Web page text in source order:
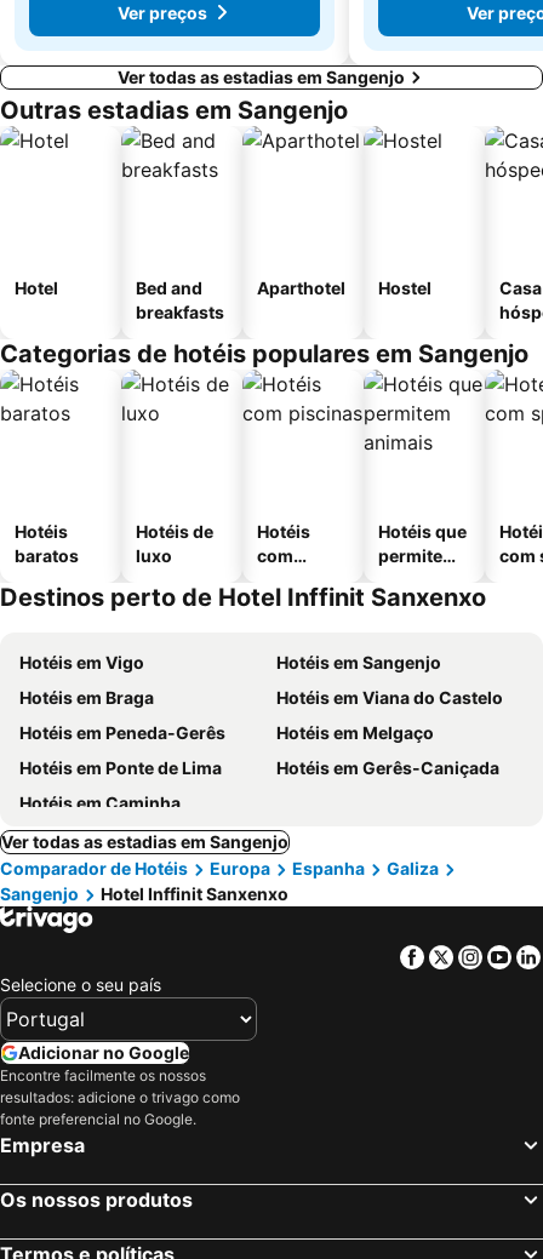
Ver preços
Ver
Ver todas as estadias em Sangenjo
Outras estadias em Sangenjo
Hotel
Bed and
breakfasts
Aparthotel Hostel
Categorias de hotéis populares em Sangenjo
Hotéis
baratos
Hotéis de
luxo
Hotéis
com
Hotéis que
permitem
com
Destinos perto de Hotel Inffinit Sanxenxo
Hotéis em Vigo
Hotéis em Sangenjo
Hotéis em Braga
Hotéis em Viana do Castelo
Hotéis em Peneda-Gerês
Hotéis em Melgaço
Hotéis em Ponte de Lima
Hotéis em Gerês-Caniçada
Hotéis em Caminha
Ver todas as estadias em Sangenjo
Comparador de Hotéis
Europa Espanha
Galiza
Sangenjo
Hotel Inffinit Sanxenxo
Facebook
Twitter
Selecione o seu país
Adicionar no Google
Encontre facilmente os nossos
resultados: adicione o trivago como
fonte preferencial no Google.
Empresa
Os nossos produtos
Termos e políticas